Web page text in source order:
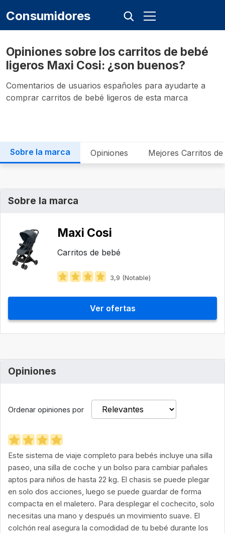
Consumidores
Opiniones sobre los carritos de bebé
ligeros Maxi Cosi: ¿son buenos?
Comentarios de usuarios españoles para ayudarte a
comprar carritos de bebé ligeros de esta marca
Sobre la marca Opiniones Mejores Carritos
Sobre la marca
Maxi Cosi
Carritos de bebé
3,9 (Notable)
Ver ofertas
Opiniones
Ordenar opiniones por
Este sistema de viaje completo para bebés incluye una silla
paseo, una silla de coche y un bolso para cambiar pañales
aptos para niños de hasta 22 kg. El chasis se puede plegar
en solo dos acciones, luego se puede guardar de forma
compacta en el maletero. Para desplegar el cochecito, solo
necesitas una mano y después un movimiento suave. El
colchón real asegura la comodidad de tu bebé durante los